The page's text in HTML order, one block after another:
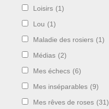
Loisirs (1)
Lou (1)
Maladie des rosiers (1)
Médias (2)
Mes échecs (6)
Mes inséparables (9)
Mes rêves de roses (31)